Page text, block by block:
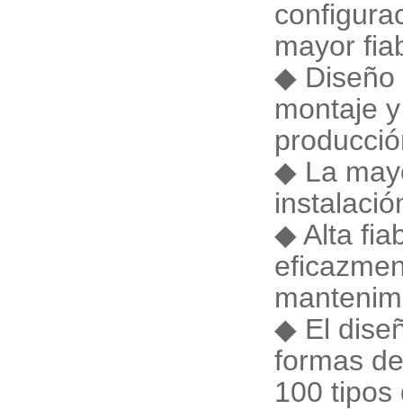
mayor
◆ Diseño
montaje
◆ La
◆ Alta
◆ El
formas
100 tipos